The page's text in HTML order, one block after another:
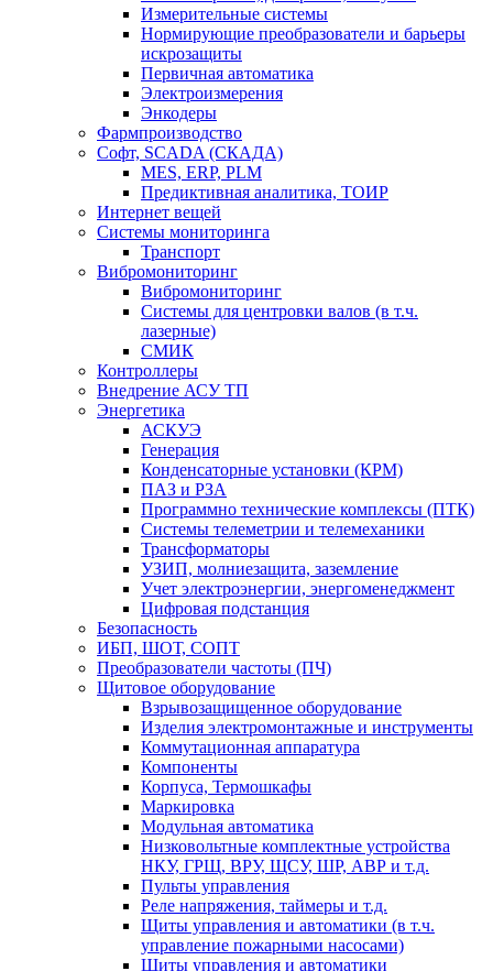
Измерительные системы
Нормирующие преобразователи и барьеры
искрозащиты
Первичная автоматика
Электроизмерения
Энкодеры
Фармпроизводство
Софт, SCADA (СКАДА)
MES, ERP, PLM
Предиктивная аналитика, ТОИР
Интернет вещей
Системы мониторинга
Транспорт
Вибромониторинг
Вибромониторинг
Системы для центровки валов (в т.ч.
лазерные)
СМИК
Контроллеры
Внедрение АСУ ТП
Энергетика
АСКУЭ
Генерация
Конденсаторные установки (КРМ)
ПАЗ и РЗА
Программно технические комплексы (ПТК)
Системы телеметрии и телемеханики
Трансформаторы
УЗИП, молниезащита, заземление
Учет электроэнергии, энергоменеджмент
Цифровая подстанция
Безопасность
ИБП, ШОТ, СОПТ
Преобразователи частоты (ПЧ)
Щитовое оборудование
Взрывозащищенное оборудование
Изделия электромонтажные и инструменты
Коммутационная аппаратура
Компоненты
Корпуса, Термошкафы
Маркировка
Модульная автоматика
Низковольтные комплектные устройства
НКУ, ГРЩ, ВРУ, ЩСУ, ШР, АВР и т.д.
Пульты управления
Реле напряжения, таймеры и т.д.
Щиты управления и автоматики (в т.ч.
управление пожарными насосами)
Щиты управления и автоматики